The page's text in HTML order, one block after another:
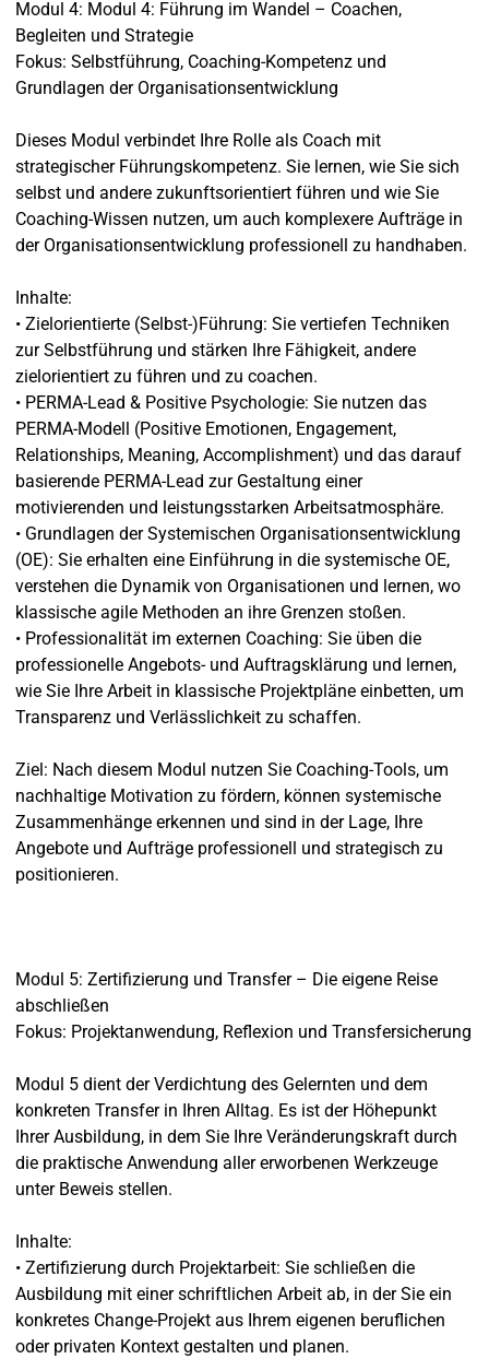
Modul 4: Modul 4: Führung im Wandel – Coachen,
Begleiten und Strategie
Fokus: Selbstführung, Coaching-Kompetenz und
Grundlagen der Organisationsentwicklung
Dieses Modul verbindet Ihre Rolle als Coach mit
strategischer Führungskompetenz. Sie lernen, wie Sie sich
selbst und andere zukunftsorientiert führen und wie Sie
Coaching-Wissen nutzen, um auch komplexere Aufträge in
der Organisationsentwicklung professionell zu handhaben.
Inhalte:
• Zielorientierte (Selbst-)Führung: Sie vertiefen Techniken
zur Selbstführung und stärken Ihre Fähigkeit, andere
zielorientiert zu führen und zu coachen.
• PERMA-Lead & Positive Psychologie: Sie nutzen das
PERMA-Modell (Positive Emotionen, Engagement,
Relationships, Meaning, Accomplishment) und das darauf
basierende PERMA-Lead zur Gestaltung einer
motivierenden und leistungsstarken Arbeitsatmosphäre.
• Grundlagen der Systemischen Organisationsentwicklung
(OE): Sie erhalten eine Einführung in die systemische OE,
verstehen die Dynamik von Organisationen und lernen, wo
klassische agile Methoden an ihre Grenzen stoßen.
• Professionalität im externen Coaching: Sie üben die
professionelle Angebots- und Auftragsklärung und lernen,
wie Sie Ihre Arbeit in klassische Projektpläne einbetten, um
Transparenz und Verlässlichkeit zu schaffen.
Ziel: Nach diesem Modul nutzen Sie Coaching-Tools, um
nachhaltige Motivation zu fördern, können systemische
Zusammenhänge erkennen und sind in der Lage, Ihre
Angebote und Aufträge professionell und strategisch zu
positionieren.
Modul 5: Zertifizierung und Transfer – Die eigene Reise
abschließen
Fokus: Projektanwendung, Reflexion und Transfersicherung
Modul 5 dient der Verdichtung des Gelernten und dem
konkreten Transfer in Ihren Alltag. Es ist der Höhepunkt
Ihrer Ausbildung, in dem Sie Ihre Veränderungskraft durch
die praktische Anwendung aller erworbenen Werkzeuge
unter Beweis stellen.
Inhalte:
• Zertifizierung durch Projektarbeit: Sie schließen die
Ausbildung mit einer schriftlichen Arbeit ab, in der Sie ein
konkretes Change-Projekt aus Ihrem eigenen beruflichen
oder privaten Kontext gestalten und planen.